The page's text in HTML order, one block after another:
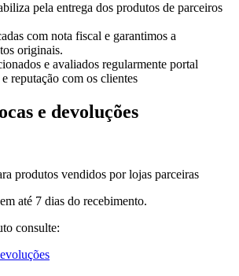
pela entrega dos produtos de parceiros
com nota fiscal e garantimos a
originais.
e avaliados regularmente portal
reputação com os clientes
e devoluções
produtos vendidos por lojas parceiras
até 7 dias do recebimento.
consulte: